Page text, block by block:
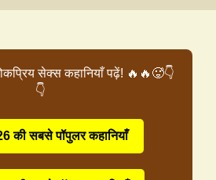
सेक्स कहानियाँ पढ़ें! 🔥🔥🥵👇
👇
की सबसे पॉपुलर कहानियाँ